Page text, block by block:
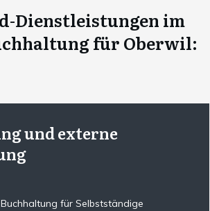
Dienstleistungen im
für Oberwil:
und externe
für Selbstständige